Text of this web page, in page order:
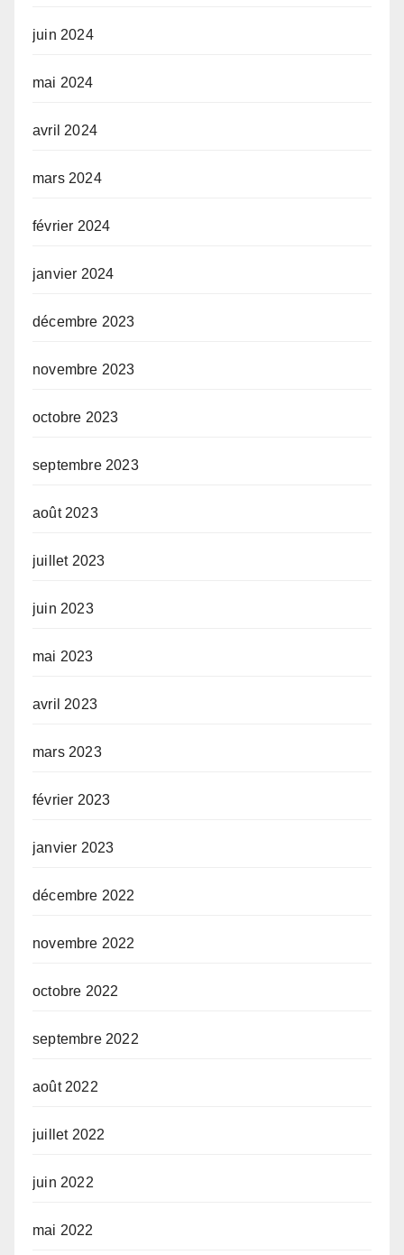
juin 2024
mai 2024
avril 2024
mars 2024
février 2024
janvier 2024
décembre 2023
novembre 2023
octobre 2023
septembre 2023
août 2023
juillet 2023
juin 2023
mai 2023
avril 2023
mars 2023
février 2023
janvier 2023
décembre 2022
novembre 2022
octobre 2022
septembre 2022
août 2022
juillet 2022
juin 2022
mai 2022